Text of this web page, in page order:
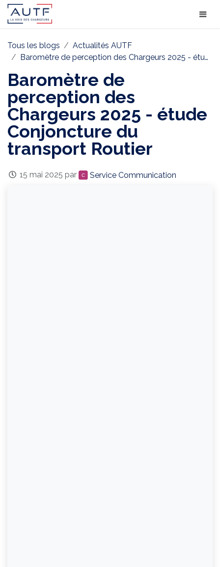
Tous les blogs
Actualités AUTF
Baromètre de perception des Chargeurs 2025 - étude Conjoncture du transport Routier
Baromètre de
perception des
Chargeurs 2025 - étude
Conjoncture du
transport Routier
15 mai 2025 par Service Communication